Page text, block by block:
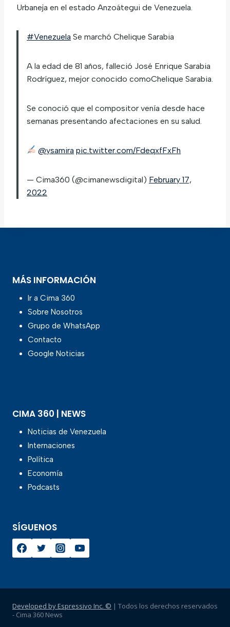
Urbaneja en el estado Anzoátegui de Venezuela.
#Venezuela Se marchó Chelique Sarabia
A la edad de 81 años, falleció José Enrique Sarabia
Rodríguez, mejor conocido comoChelique Sarabia.
Se conoció que el compositor venía desde hace
semanas presentando afectaciones en su salud.
@ysamira pic.twitter.com/FdeqxfFxFh
— Cima360 (@cimanewsdigital) February 17,
2022
MÁS INFORMACIÓN
Ir a Cima 360
Sobre Nosotros
Grupo de WhatsApp
Contacto
Google Noticias
CIMA 360 | NEWS
Noticias de Venezuela
Internaciones
Política
Economía
Podcasts
SÍGUENOS
Developed by Espressivo Inc. © | Todos los derechos reservados
- Cima 360 News